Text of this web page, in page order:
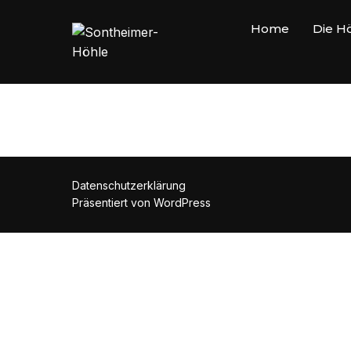
Home Die
Datenschutzerklärung
Präsentiert von WordPress